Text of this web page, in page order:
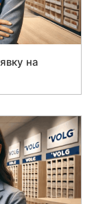
на